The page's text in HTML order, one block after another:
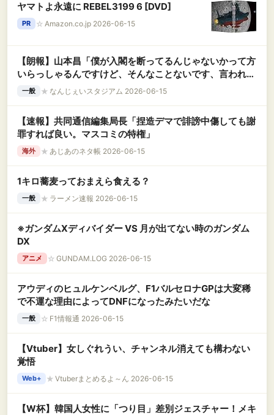
ヤマトよ永遠に REBEL3199 6 [DVD]
PR ☆ Amazon.co.jp 2026-06-15
【朗報】山本昌「僕が入閣を断ってるんじゃないかって方
いらっしゃるんですけど、そんなことないです、言われた
ら死ぬ気でします」
一般 ★ なんじぇいスタジアム 2026-06-15
【速報】共同通信編集局長「捏造デマで誹謗中傷しても謝
罪すれば良い。マスコミの特権」
海外 ★ あじあのネタ帳 2026-06-15
1キロ蕎麦っておまえら食える？
一般 ★ ラーメン速報 2026-06-15
※ガンダムXディバイダー VS 月が出てない時のガンダム
DX
アニメ ☆ GUNDAM.LOG 2026-06-15
アウディのヒュルケンベルグ、F1バルセロナGPは大変稀
で不運な理由によってDNFになったみたいだな
一般 ☆ F1情報通 2026-06-15
【Vtuber】女しぐれうい、チャンネル消えても構わない
覚悟
Web+ ★ Vtuberまとめるよ～ん 2026-06-15
【W杯】韓国人女性に「つり目」差別ジェスチャー！メキ